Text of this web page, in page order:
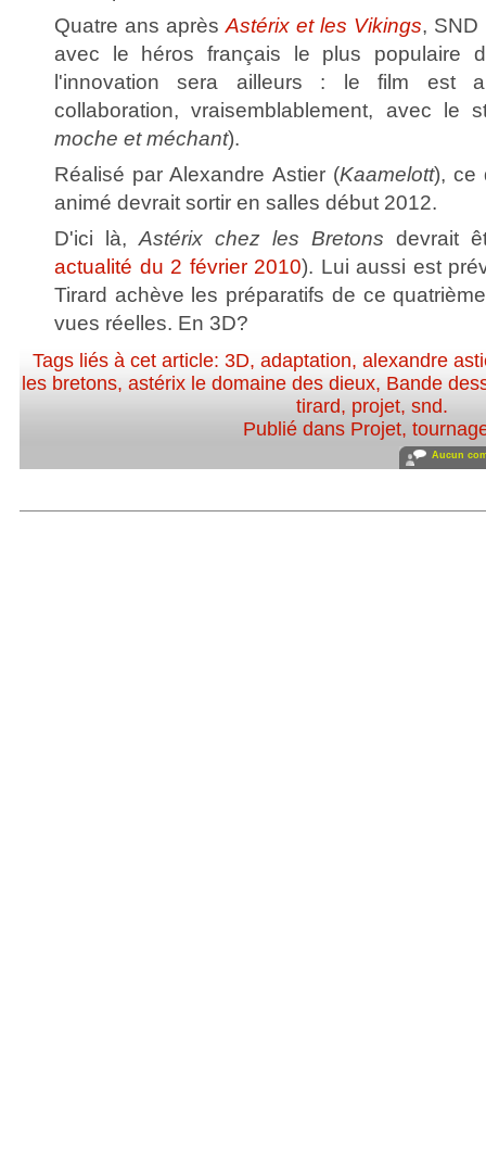
Quatre ans après Astérix et les Vikings, SND
avec le héros français le plus populaire
l'innovation sera ailleurs : le film est
collaboration, vraisemblablement, avec le
moche et méchant).
Réalisé par Alexandre Astier (Kaamelott), ce
animé devrait sortir en salles début 2012.
D'ici là, Astérix chez les Bretons devrait
actualité du 2 février 2010). Lui aussi est
Tirard achève les préparatifs de ce
vues réelles. En 3D?
Tags liés à cet article:3D,adaptation,alexandre
les bretons, astérix le domaine des dieux, Bande
tirard, projet, snd.
Publié dans Projet,
Aucun